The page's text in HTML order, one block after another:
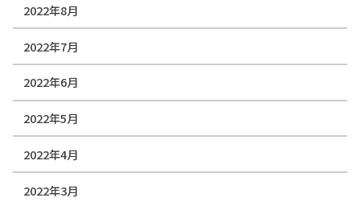
2022年8月
2022年7月
2022年6月
2022年5月
2022年4月
2022年3月